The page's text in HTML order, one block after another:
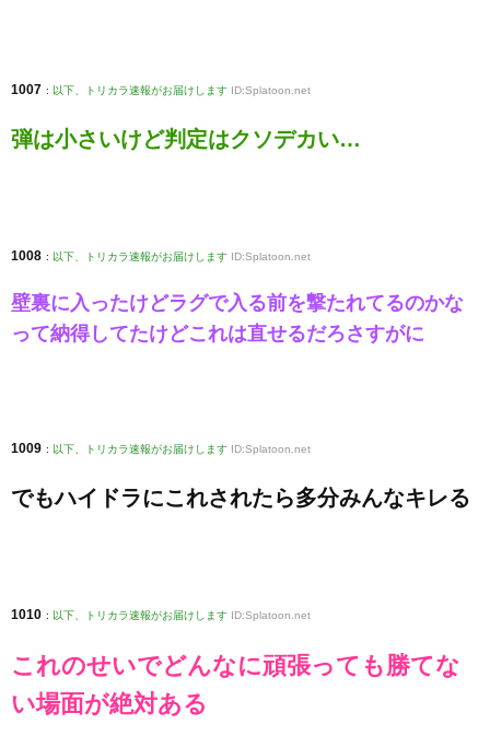
1007 : 以下、トリカラ速報がお届けします ID:Splatoon.net
弾は小さいけど判定はクソデカい…
1008 : 以下、トリカラ速報がお届けします ID:Splatoon.net
壁裏に入ったけどラグで入る前を撃たれてるのかな
って納得してたけどこれは直せるだろさすがに
1009 : 以下、トリカラ速報がお届けします ID:Splatoon.net
でもハイドラにこれされたら多分みんなキレる
1010 : 以下、トリカラ速報がお届けします ID:Splatoon.net
これのせいでどんなに頑張っても勝てな
い場面が絶対ある